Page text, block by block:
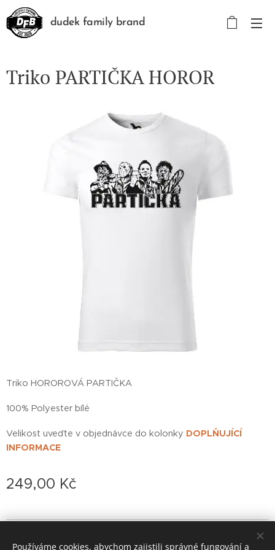
dudek family brand
Triko PARTIČKA HOROR
Triko HOROROVÁ PARTIČKA
100% Polyester bílé
Velikost uveďte v objednávce do kolonky DOPLŇUJÍCÍ
INFORMACE
249,00 Kč
Používáme cookies, abychom zajistili správné fungování a